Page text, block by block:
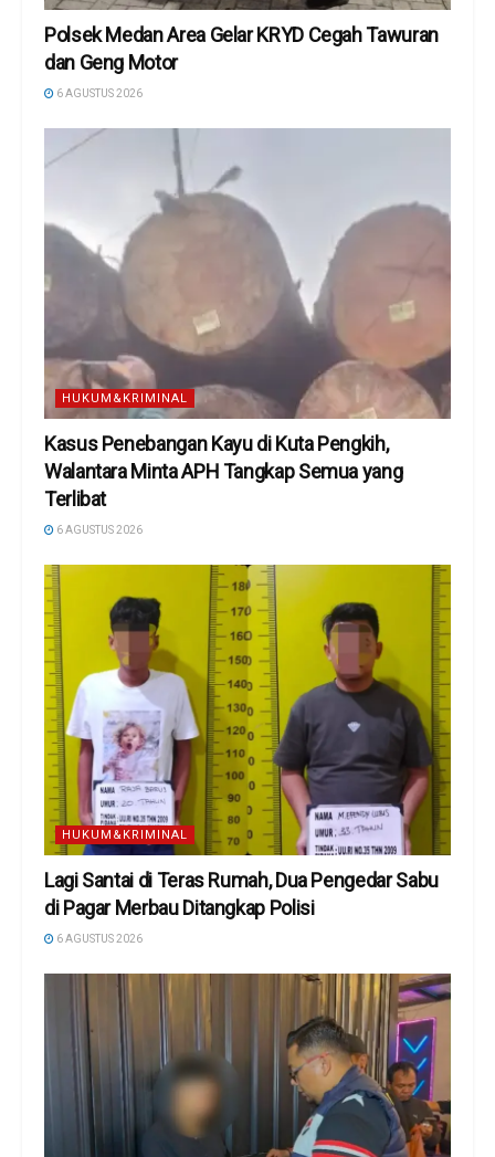
Polsek Medan Area Gelar KRYD Cegah Tawuran
dan Geng Motor
6 AGUSTUS 2026
HUKUM&KRIMINAL
Kasus Penebangan Kayu di Kuta Pengkih,
Walantara Minta APH Tangkap Semua yang
Terlibat
6 AGUSTUS 2026
HUKUM&KRIMINAL
Lagi Santai di Teras Rumah, Dua Pengedar Sabu
di Pagar Merbau Ditangkap Polisi
6 AGUSTUS 2026